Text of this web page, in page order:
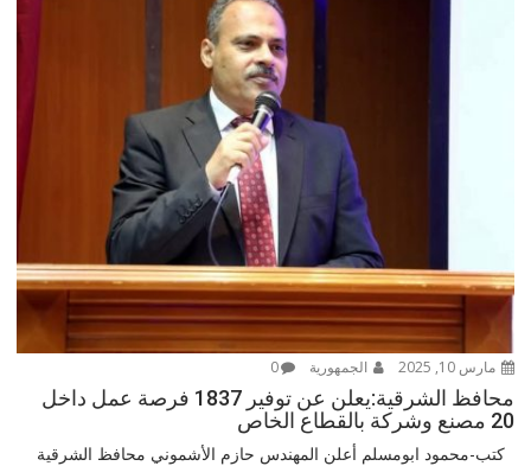
مارس 10, 2025 الجمهورية 0
محافظ الشرقية:يعلن عن توفير 1837 فرصة عمل داخل
20 مصنع وشركة بالقطاع الخاص
كتب-محمود ابومسلم أعلن المهندس حازم الأشموني محافظ الشرقية